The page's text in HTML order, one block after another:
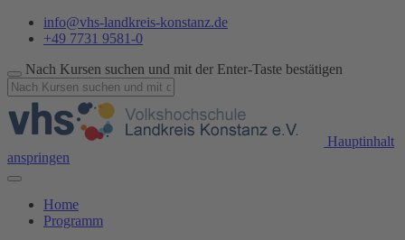
info@vhs-landkreis-konstanz.de
+49 7731 9581-0
Nach Kursen suchen und mit der Enter-Taste bestätigen
Hauptinhalt
anspringen
Home
Programm